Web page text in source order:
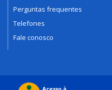
Perguntas frequentes
Telefones
Fale conosco